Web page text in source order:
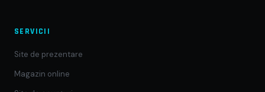
SERVICII
Site de prezentare
Magazin online